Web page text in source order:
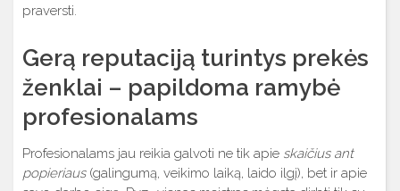
praversti.
Gerą reputaciją turintys prekės
ženklai – papildoma ramybė
profesionalams
Profesionalams jau reikia galvoti ne tik apie skaičius ant
popieriaus (galingumą, veikimo laiką, laido ilgį), bet ir apie